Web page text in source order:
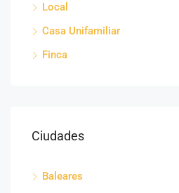
Local
Casa Unifamiliar
Finca
Ciudades
Baleares